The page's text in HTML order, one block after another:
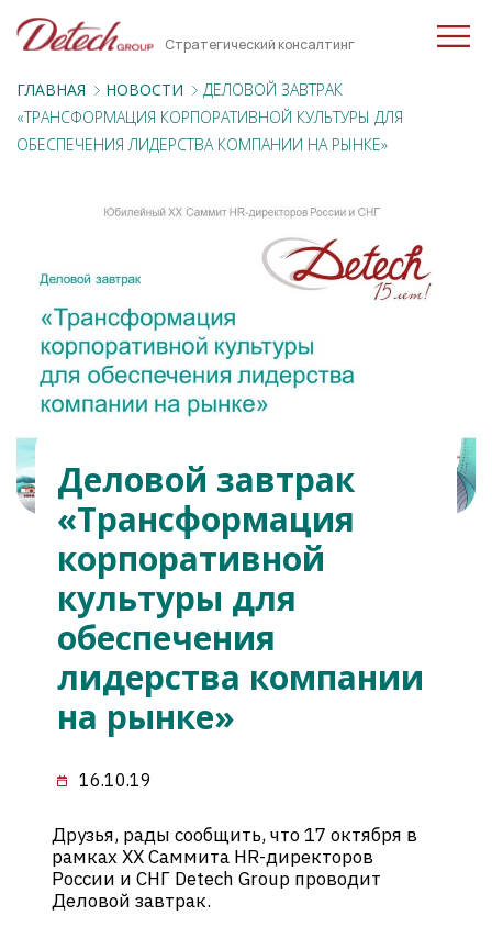
Стратегический консалтинг
ГЛАВНАЯ НОВОСТИ
ДЕЛОВОЙ ЗАВТРАК
«ТРАНСФОРМАЦИЯ КОРПОРАТИВНОЙ КУЛЬТУРЫ ДЛЯ
ОБЕСПЕЧЕНИЯ ЛИДЕРСТВА КОМПАНИИ НА РЫНКЕ»
Деловой завтрак
«Трансформация
корпоративной
культуры для
обеспечения
лидерства компании
на рынке»
16.10.19
Друзья, рады сообщить, что 17 октября в
рамках XX Саммита HR-директоров
России и СНГ Detech Group проводит
Деловой завтрак.